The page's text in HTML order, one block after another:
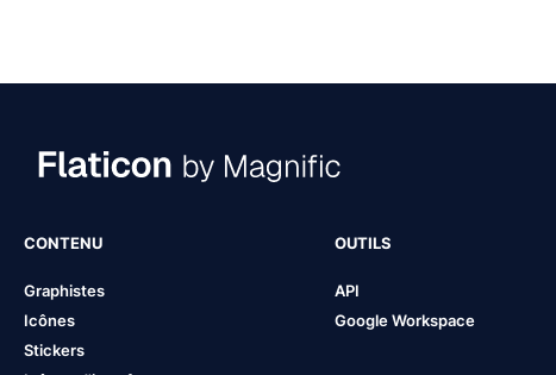
CONTENU
Graphistes
Icônes
Stickers
OUTILS
API
Google Workspace